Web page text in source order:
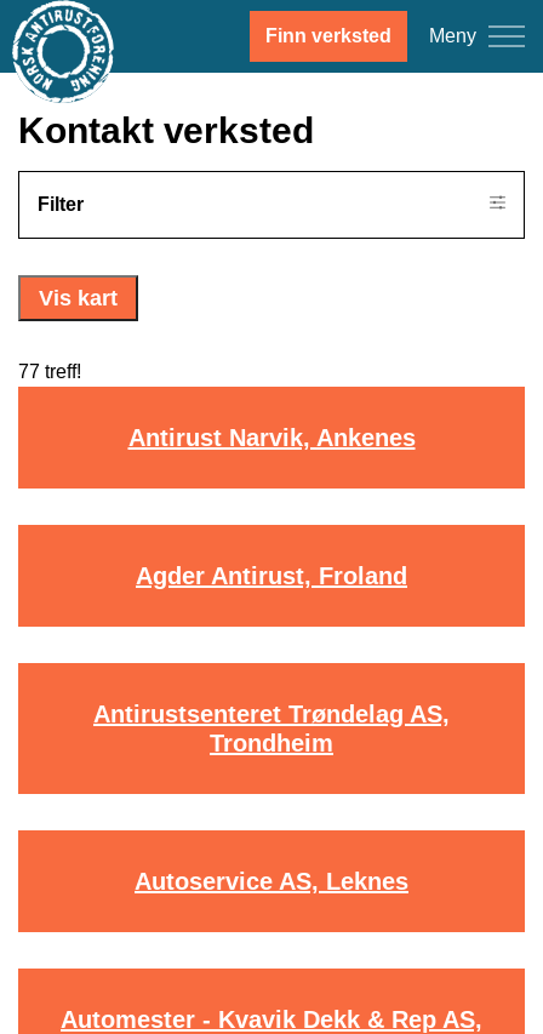
Finn verksted Meny
Kontakt verksted
Filter
Vis kart
77 treff!
Antirust Narvik, Ankenes
Agder Antirust, Froland
Antirustsenteret Trøndelag AS,
Trondheim
Autoservice AS, Leknes
Automester - Kvavik Dekk & Rep AS,